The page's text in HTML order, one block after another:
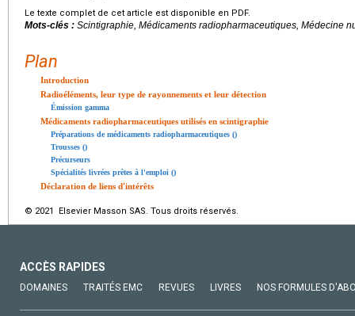
Le texte complet de cet article est disponible en PDF.
Mots-clés : Scintigraphie, Médicaments radiopharmaceutiques, Médecine
Plan
Introduction
Radioéléments, leur type de rayonnements et leur détection
Émission gamma
Médicaments radiopharmaceutiques utilisés en scintigraphie
Préparations de médicaments radiopharmaceutiques ()
Trousses ()
Précurseurs
Spécialités livrées prêtes à l'emploi ()
Déclaration de liens d'intérêts
© 2021 Elsevier Masson SAS. Tous droits réservés.
ACCÈS RAPIDES
DOMAINES TRAITÉS EMC REVUES LIVRES NOS FORMULES